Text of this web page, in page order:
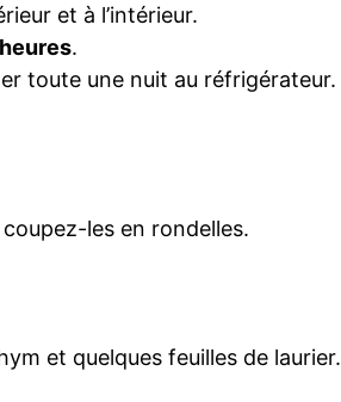
et à l’intérieur.
.
toute une nuit au réfrigérateur.
les en rondelles.
et quelques feuilles de laurier.